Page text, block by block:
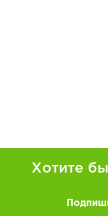
Хотите